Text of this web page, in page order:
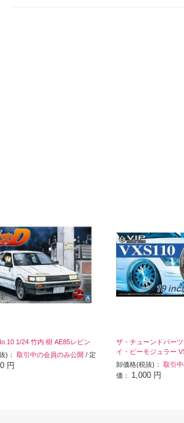
1/24 竹内 樹 AE85レビン
)： 取引中の会員のみ公開 / 定
円
ザ・チューンドパー
イ・ピーモジュラー
卸価格(税抜)： 取引
価： 1,000 円